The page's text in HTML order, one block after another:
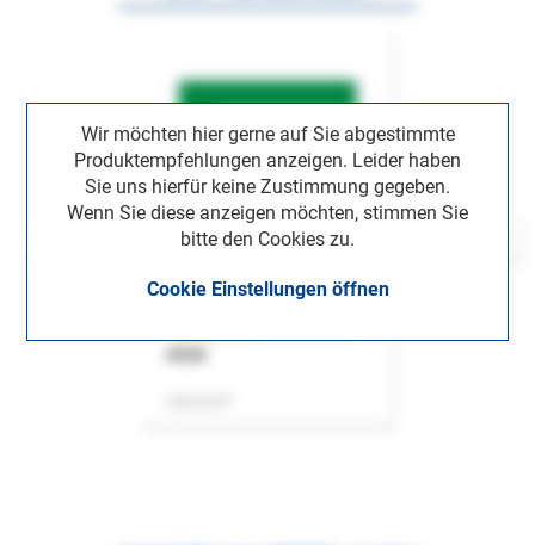
Wir möchten hier gerne auf Sie abgestimmte
Produktempfehlungen anzeigen. Leider haben
Sie uns hierfür keine Zustimmung gegeben.
Wenn Sie diese anzeigen möchten, stimmen Sie
bitte den Cookies zu.
Cookie Einstellungen öffnen
ASok